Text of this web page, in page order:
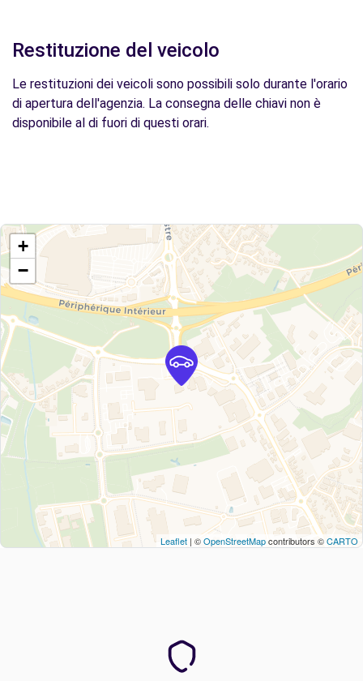
Restituzione del veicolo
Le restituzioni dei veicoli sono possibili solo durante l'orario
di apertura dell'agenzia. La consegna delle chiavi non è
disponibile al di fuori di questi orari.
+
−
Leaflet | ©OpenStreetMapcontributors ©CARTO